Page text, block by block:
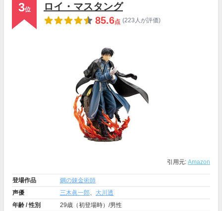
3位
ロイ・マスタング
85.6点 (223人が評価)
引用元: Amazon
登場作品
鋼の錬金術師
声優
三木眞一郎、 大川透
年齢 / 性別
29歳（初登場時）/男性